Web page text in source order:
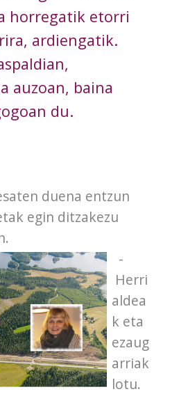
horregatik etorri
ardiengatik.
auzoan, baina
du.
duena entzun
egin ditzakezu
-
Herri
aldea
k eta
ezaug
arriak
lotu.